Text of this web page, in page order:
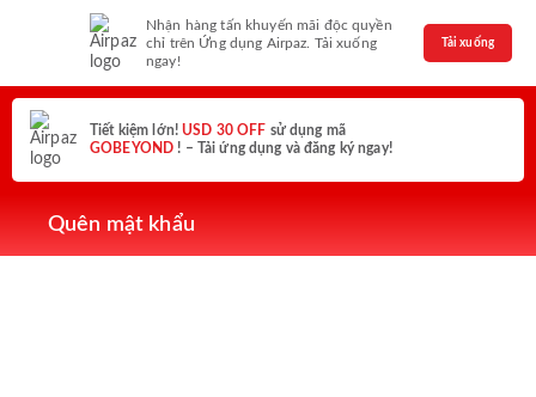
Nhận hàng tấn khuyến mãi độc quyền
chỉ trên Ứng dụng Airpaz. Tải xuống
ngay!
Tải xuống
Tiết kiệm lớn!USD 30 OFF sử dụng mã
GOBEYOND ! – Tải ứng dụng và đăng ký ngay!
Quên mật khẩu